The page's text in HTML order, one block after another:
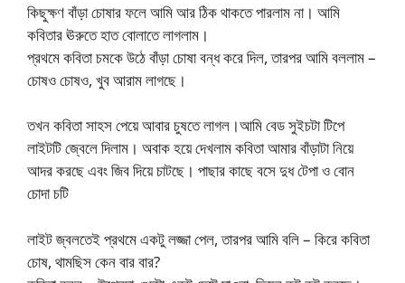
কিছুক্ষণ বাঁড়া চোষার ফলে আমি আর ঠিক থাকতে পারলাম না। আমি
কবিতার ঊরুতে হাত বোলাতে লাগলাম।
প্রথমে কবিতা চমকে উঠে বাঁড়া চোষা বন্ধ করে দিল, তারপর আমি বললাম –
চোষও চোষও, খুব আরাম লাগছে।
তখন কবিতা সাহস পেয়ে আবার চুষতে লাগল।আমি বেড সুইচটা টিপে
লাইটটি জ্বেলে দিলাম। অবাক হয়ে দেখলাম কবিতা আমার বাঁড়াটা নিয়ে
আদর করছে এবং জিব দিয়ে চাটছে। পাছার কাছে বসে দুধ টেপা ও বোন
চোদা চটি
লাইট জ্বলতেই প্রথমে একটু লজ্জা পেল, তারপর আমি বলি – কিরে কবিতা
চোষ, থামছিস কেন বার বার?